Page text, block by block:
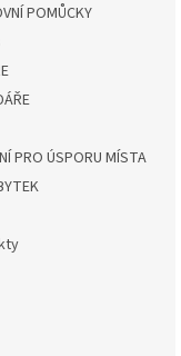
POMŮCKY
PRO ÚSPORU MÍSTA